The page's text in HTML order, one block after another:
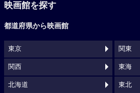
映画館を探す
都道府県から映画館
東京 関東
関西 東海
北海道 東北